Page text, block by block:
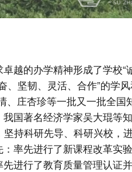
越的办学精神形成了学校“
坚韧、灵活、合作”的学风
、庄杏珍等一批又一批全国
国著名经济学家吴大琨等
持科研先导、科研兴校，
率先进行了新课程改革实
进行了教育质量管理认证